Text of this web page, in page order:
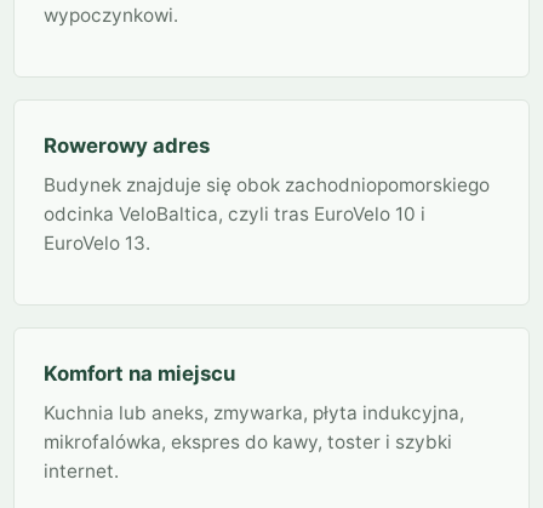
wypoczynkowi.
Rowerowy adres
Budynek znajduje się obok zachodniopomorskiego
odcinka VeloBaltica, czyli tras EuroVelo 10 i
EuroVelo 13.
Komfort na miejscu
Kuchnia lub aneks, zmywarka, płyta indukcyjna,
mikrofalówka, ekspres do kawy, toster i szybki
internet.